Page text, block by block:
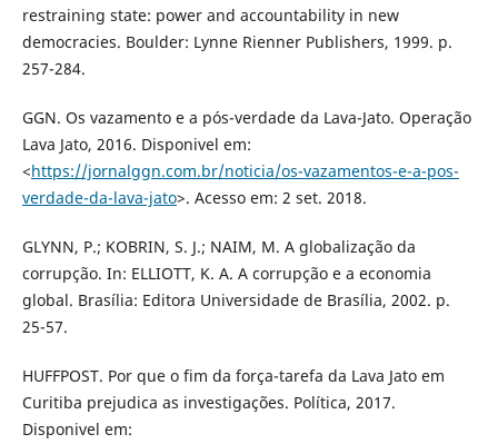
restraining state: power and accountability in new
democracies. Boulder: Lynne Rienner Publishers, 1999. p.
257-284.
GGN. Os vazamento e a pós-verdade da Lava-Jato. Operação
Lava Jato, 2016. Disponivel em:
<https://jornalggn.com.br/noticia/os-vazamentos-e-a-pos-
verdade-da-lava-jato>. Acesso em: 2 set. 2018.
GLYNN, P.; KOBRIN, S. J.; NAIM, M. A globalização da
corrupção. In: ELLIOTT, K. A. A corrupção e a economia
global. Brasília: Editora Universidade de Brasília, 2002. p.
25-57.
HUFFPOST. Por que o fim da força-tarefa da Lava Jato em
Curitiba prejudica as investigações. Política, 2017.
Disponivel em: